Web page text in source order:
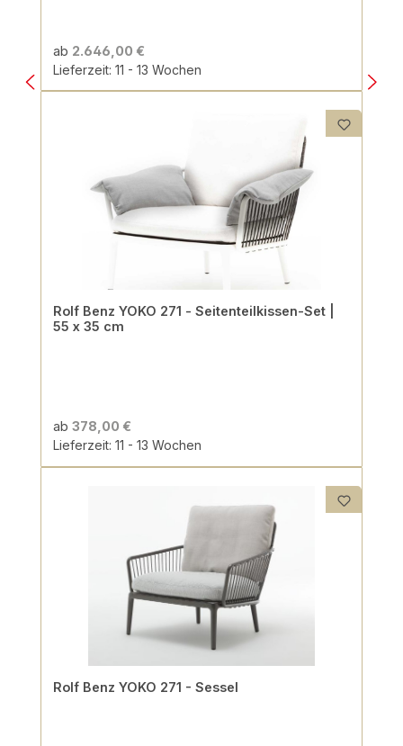
ab 2.646,00 €
Lieferzeit: 11 - 13 Wochen
Rolf Benz YOKO 271 - Seitenteilkissen-Set |
55 x 35 cm
ab 378,00 €
Lieferzeit: 11 - 13 Wochen
Rolf Benz YOKO 271 - Sessel